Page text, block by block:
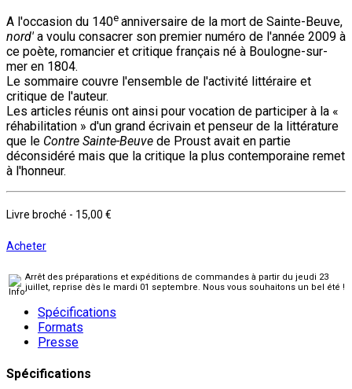
A l'occasion du 140e anniversaire de la mort de Sainte-Beuve,
nord' a voulu consacrer son premier numéro de l'année 2009 à
ce poète, romancier et critique français né à Boulogne-sur-
mer en 1804.
Le sommaire couvre l'ensemble de l'activité littéraire et
critique de l'auteur.
Les articles réunis ont ainsi pour vocation de participer à la «
réhabilitation » d'un grand écrivain et penseur de la littérature
que le Contre Sainte-Beuve de Proust avait en partie
déconsidéré mais que la critique la plus contemporaine remet
à l'honneur.
Livre broché - 15,00 €
Acheter
Arrêt des préparations et expéditions de commandes à partir du jeudi 23
juillet, reprise dès le mardi 01 septembre. Nous vous souhaitons un bel été !
Spécifications
Formats
Presse
Spécifications